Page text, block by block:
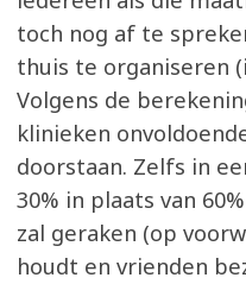
toch nog af te
thuis te organiseren
Volgens de
klinieken
doorstaan. Zelfs in
30% in plaats van
zal geraken (op
houdt en vrienden